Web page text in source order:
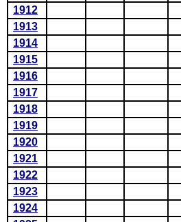
1912
1913
1914
1915
1916
1917
1918
1919
1920
1921
1922
1923
1924